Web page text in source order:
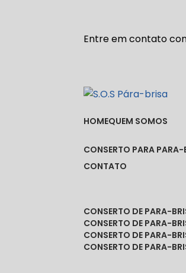
Entre em contato
HOME
QUEM SOMOS
CONSERTO PARA
CONTATO
CONSERTO DE PARA-
CONSERTO DE PARA-
CONSERTO DE PARA-
CONSERTO DE PARA-